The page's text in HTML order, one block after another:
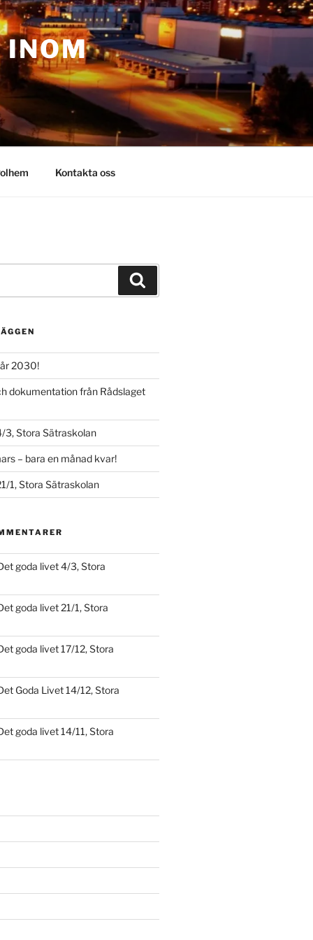
INOM
Kontakta oss
2030!
dokumentation från Rådslaget
3, Stora Sätraskolan
– bara en månad kvar!
1, Stora Sätraskolan
goda livet 4/3, Stora
goda livet 21/1, Stora
goda livet 17/12, Stora
Goda Livet 14/12, Stora
goda livet 14/11, Stora